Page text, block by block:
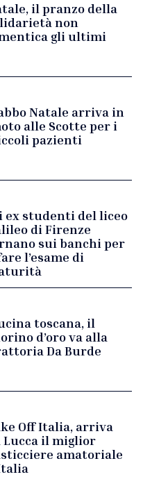
il pranzo della
non
gli ultimi
Natale arriva in
alle Scotte per i
pazienti
ex studenti del liceo
di Firenze
sui banchi per
l’esame di
toscana, il
d’oro va alla
Da Burde
Off Italia, arriva
Lucca il miglior
amatoriale